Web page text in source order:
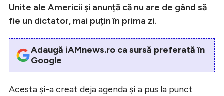
Unite ale Americii și anunță că nu are de gând să
fie un dictator, mai puțin în prima zi.
Adaugă iAMnews.ro ca sursă preferată în
Google
Acesta și-a creat deja agenda și a pus la punct